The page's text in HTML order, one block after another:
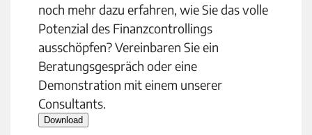
noch mehr dazu erfahren, wie Sie das volle
Potenzial des Finanzcontrollings
ausschöpfen? Vereinbaren Sie ein
Beratungsgespräch oder eine
Demonstration mit einem unserer
Consultants.
Download